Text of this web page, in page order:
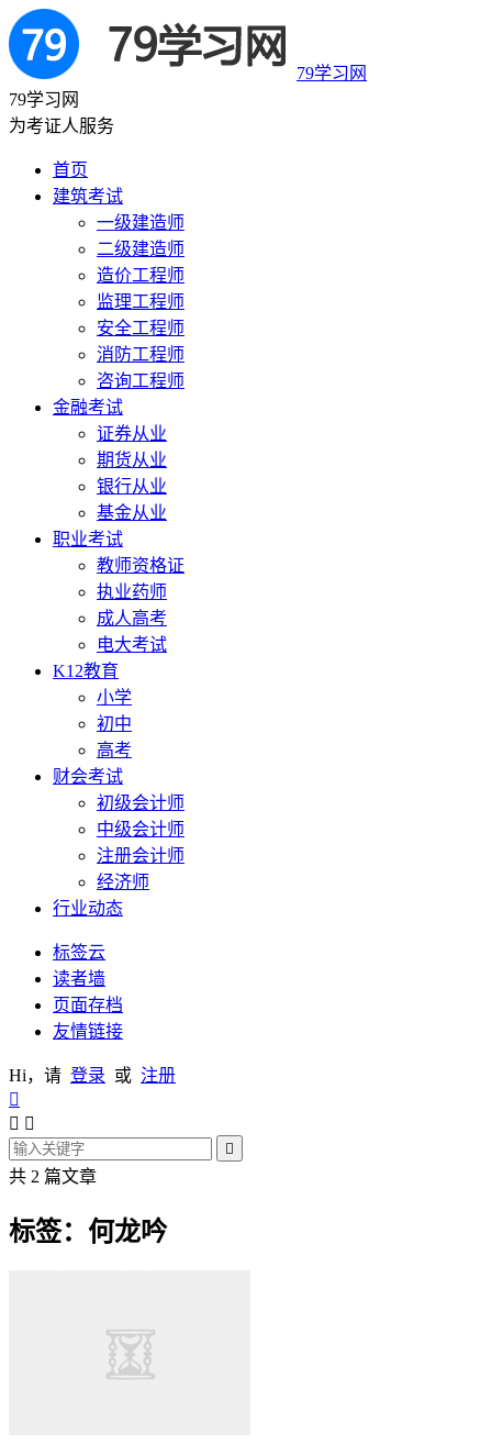
79学习网
79学习网
为考证人服务
首页
建筑考试
一级建造师
二级建造师
造价工程师
监理工程师
安全工程师
消防工程师
咨询工程师
金融考试
证券从业
期货从业
银行从业
基金从业
职业考试
教师资格证
执业药师
成人高考
电大考试
K12教育
小学
初中
高考
财会考试
初级会计师
中级会计师
注册会计师
经济师
行业动态
标签云
读者墙
页面存档
友情链接
Hi，请 登录 或 注册

 

共 2 篇文章
标签：何龙吟